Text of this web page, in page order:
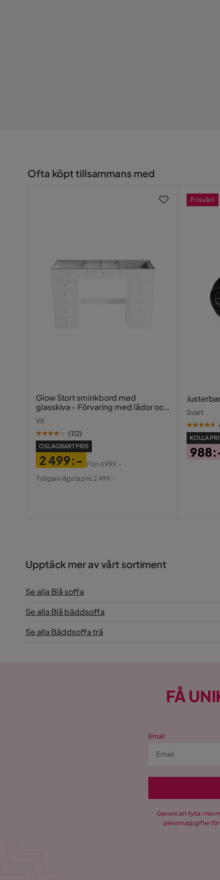
Övrigt
blå
Vikt
Färg
Ofta köpt tillsammans med
Glow Stort sminkbord med
glasskiva - Förvaring med lådor och
Vit
(112)
OSLAGBART PRIS
Pris
2 499:-
Original
Förr4 999:-
Tidigare lägsta pris 2 499:-
Svart
KOLLA
Prisvärt
Upptäck mer av vårt sortiment
Se alla Blå soffa
Se alla Blå bäddsoffa
Se alla Bäddsoffa trä
FÅ
Email
Genom att fylla i min
personuppgifter för